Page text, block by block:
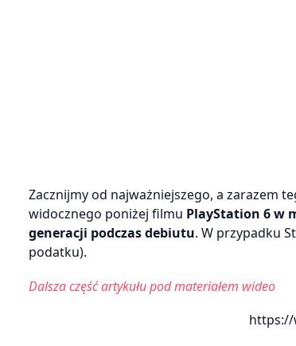
Zacznijmy od najważniejszego, a zarazem
widocznego poniżej filmu PlayStation 6 w
generacji podczas debiutu. W przypadku
podatku).
Dalsza część artykułu pod materiałem wideo
https://